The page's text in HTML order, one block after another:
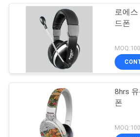
로에스
드폰
8hrs
폰